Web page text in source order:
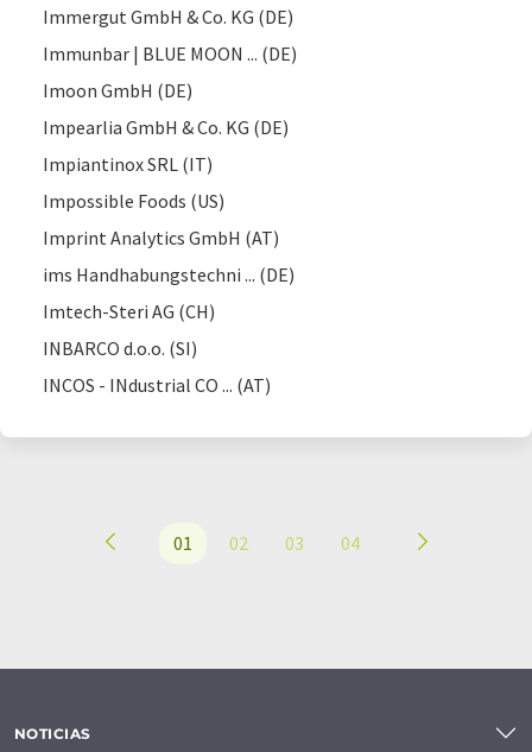
Immergut GmbH & Co. KG (DE)
Immunbar | BLUE MOON ... (DE)
Imoon GmbH (DE)
Impearlia GmbH & Co. KG (DE)
Impiantinox SRL (IT)
Impossible Foods (US)
Imprint Analytics GmbH (AT)
ims Handhabungstechni ... (DE)
Imtech-Steri AG (CH)
INBARCO d.o.o. (SI)
INCOS - INdustrial CO ... (AT)
01 02 03 04
NOTICIAS